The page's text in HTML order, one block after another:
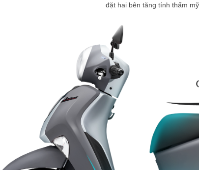
đặt hai bên tăng tính thẩm